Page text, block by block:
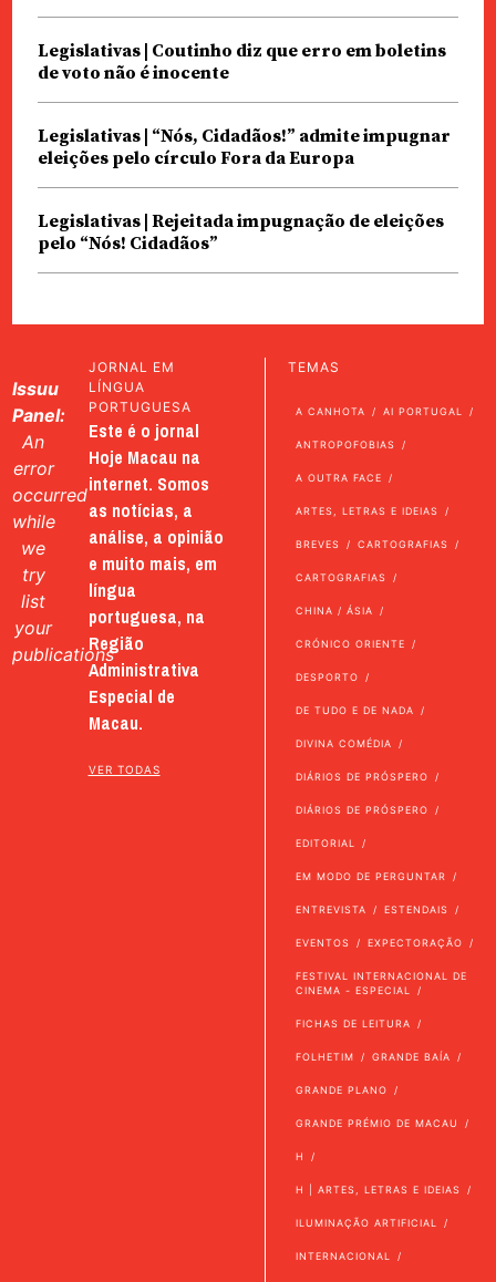
Legislativas | Coutinho diz que erro em boletins
de voto não é inocente
Legislativas | “Nós, Cidadãos!” admite impugnar
eleições pelo círculo Fora da Europa
Legislativas | Rejeitada impugnação de eleições
pelo “Nós! Cidadãos”
Issuu
Panel:
An
error
occurred
while
we
try
list
your
publications
JORNAL EM
LÍNGUA
PORTUGUESA
Este é o jornal
Hoje Macau na
internet. Somos
as notícias, a
análise, a opinião
e muito mais, em
língua
portuguesa, na
Região
Administrativa
Especial de
Macau.
VER TODAS
TEMAS
A CANHOTA AI PORTUGAL
ANTROPOFOBIAS
A OUTRA FACE
ARTES, LETRAS E IDEIAS
BREVES CARTOGRAFIAS
CARTOGRAFIAS
CHINA / ÁSIA
CRÓNICO ORIENTE
DESPORTO
DE TUDO E DE NADA
DIVINA COMÉDIA
DIÁRIOS DE PRÓSPERO
DIÁRIOS DE PRÓSPERO
EDITORIAL
EM MODO DE PERGUNTAR
ENTREVISTA ESTENDAIS
EVENTOS EXPECTORAÇÃO
FESTIVAL INTERNACIONAL DE
CINEMA - ESPECIAL
FICHAS DE LEITURA
FOLHETIM GRANDE BAÍA
GRANDE PLANO
GRANDE PRÉMIO DE MACAU
H
H | ARTES, LETRAS E IDEIAS
ILUMINAÇÃO ARTIFICIAL
INTERNACIONAL